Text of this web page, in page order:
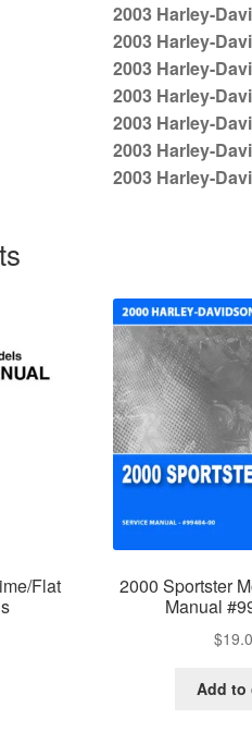
2003 Harley-
2003 Harley-
2003 Harley-
2003 Harley-
2003 Harley-
2003 Harley-
2003 Harley-
Flat
2000 Sportster
Manual
$
Add to